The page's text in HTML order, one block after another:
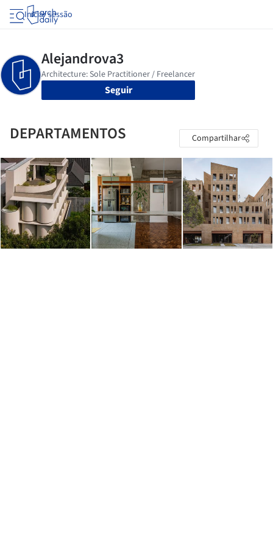
Iniciar sessão
Seguir
DEPARTAMENTOS Compartilhar